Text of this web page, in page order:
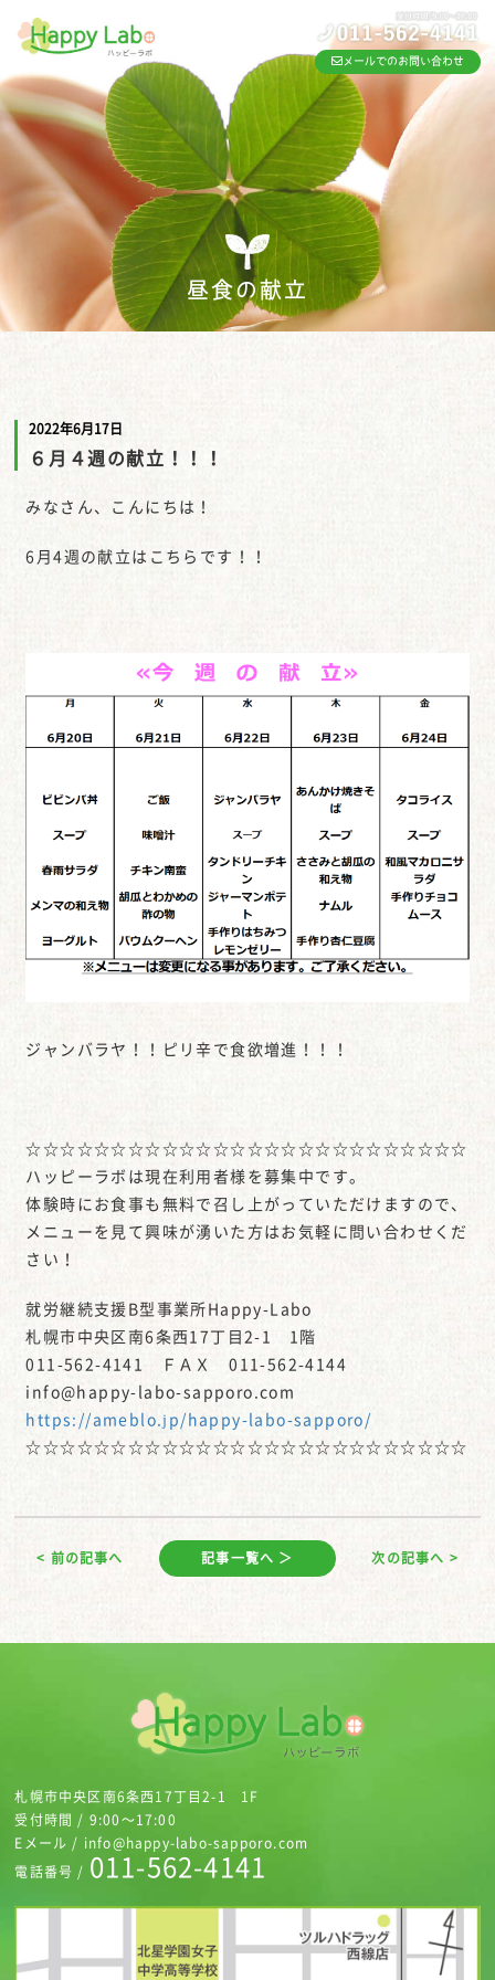
メールでのお問い合わせ
昼食の献立
2022年6月17日
６月４週の献立！！！
みなさん、こんにちは！
6月4週の献立はこちらです！！
ジャンバラヤ！！ピリ辛で食欲増進！！！
☆☆☆☆☆☆☆☆☆☆☆☆☆☆☆☆☆☆☆☆☆☆☆☆☆☆
ハッピーラボは現在利用者様を募集中です。
体験時にお食事も無料で召し上がっていただけますので、
メニューを見て興味が湧いた方はお気軽に問い合わせくだ
さい！
就労継続支援B型事業所Happy-Labo
札幌市中央区南6条西17丁目2-1 1階
011-562-4141 ＦＡＸ 011-562-4144
info@happy-labo-sapporo.com
https://ameblo.jp/happy-labo-sapporo/
☆☆☆☆☆☆☆☆☆☆☆☆☆☆☆☆☆☆☆☆☆☆☆☆☆☆
< 前の記事へ 記事一覧へ ＞ 次の記事へ >
札幌市中央区南6条西17丁目2-1 1F
受付時間 / 9:00～17:00
Eメール / info@happy-labo-sapporo.com
電話番号 / 011-562-4141